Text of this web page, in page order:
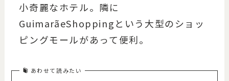
小奇麗なホテル。隣に
GuimarãeShoppingという大型のショッ
ピングモールがあって便利。
あわせて読みたい